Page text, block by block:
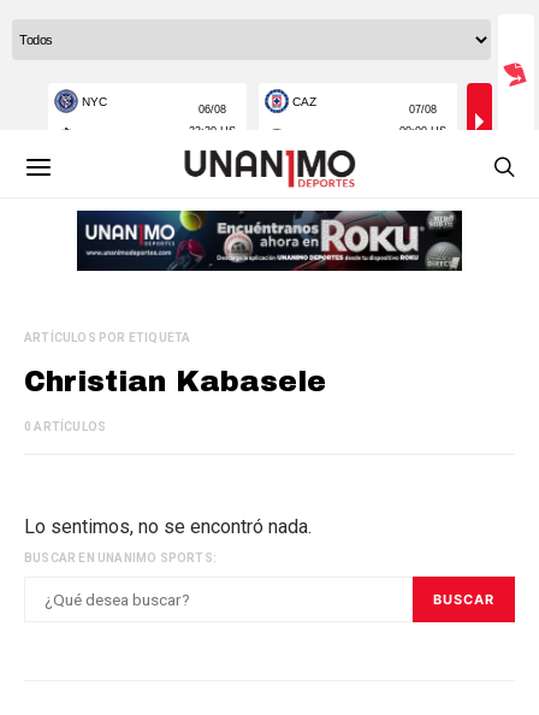
ARTÍCULOS POR ETIQUETA
Christian Kabasele
0 ARTÍCULOS
Lo sentimos, no se encontró nada.
BUSCAR EN UNANIMO SPORTS:
BUSCAR